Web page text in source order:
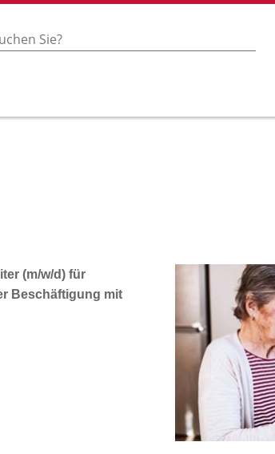
(m/w/d) für
Beschäftigung mit